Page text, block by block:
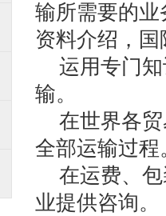
输所需要的
资料介绍，
运用专门
输。
在世界各
全部运输过程
在运费、
业提供咨询。